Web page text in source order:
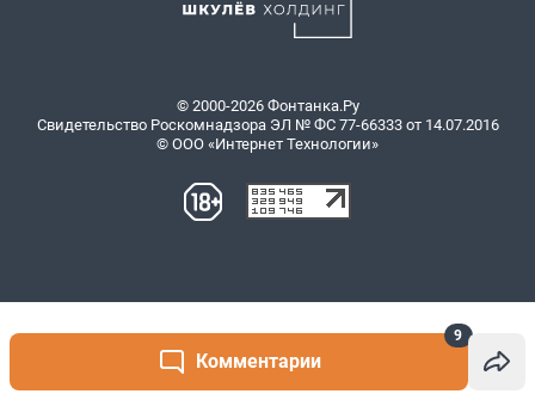
Комментарии
9